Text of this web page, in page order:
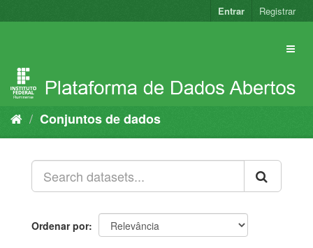
para
Entrar Registrar
Conjuntos de dados
Ordenar por